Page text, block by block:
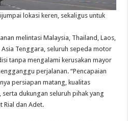
lokasi keren, sekaligus untuk
melintasi Malaysia, Thailand, Laos,
Tenggara, seluruh sepeda motor
tanpa mengalami kerusakan mayor
perjalanan. “Pencapaian
persiapan matang, kualitas
dukungan seluruh pihak yang
Rial dan Adet.